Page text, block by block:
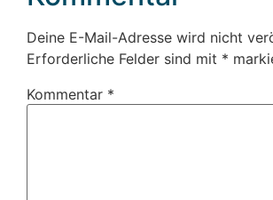
Deine E-Mail-Adresse wird nicht
Erforderliche Felder sind mit *
Kommentar *